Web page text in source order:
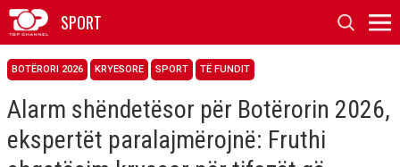
SPORT
BOTËRORI 2026 KRYESORE SPORT TË FUNDIT
Alarm shëndetësor për Botërorin 2026,
ekspertët paralajmërojnë: Fruthi